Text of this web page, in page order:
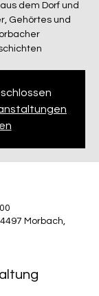
dem Dorf und
Gehörtes und
Morbach,